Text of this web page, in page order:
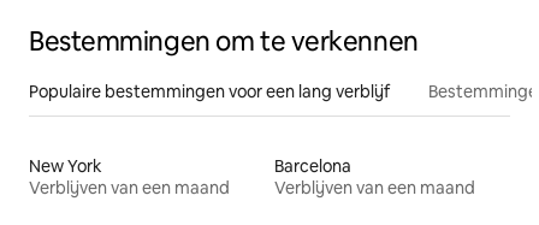
Bestemmingen om te verkennen
Populaire bestemmingen voor een lang verblijf
New York
Verblijven van een maand
Barcelona
Verblijven van een maand